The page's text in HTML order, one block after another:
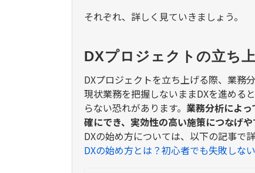
それぞれ、詳しく見ていきましょう。
DXプロジェクトの立ち
DXプロジェクトを立ち上げる際、業務
現状業務を把握しないままDXを進める
らない恐れがあります。 業務分析によっ
確にでき、実効性の高い施策につなげや
DXの始め方については、以下の記事で
DXの始め方とは？初心者でも失敗しな